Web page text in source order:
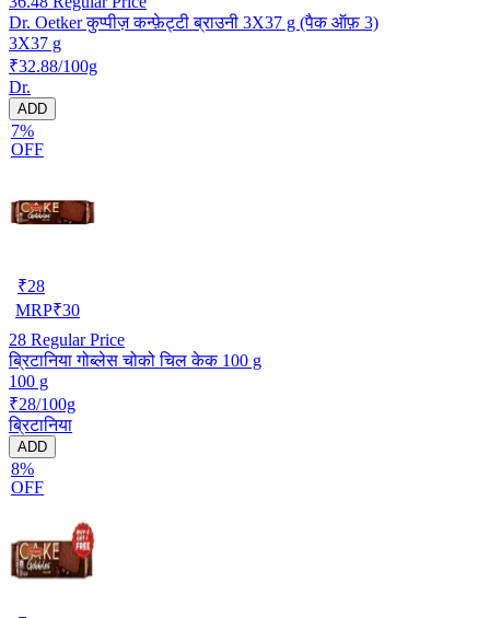
Dr. Oetker कुप्पीज़ कन्फ़ेट्टी ब्राउनी 3X37 g (पैक ऑफ़ 3)
3X37 g
₹32.88/100g
Dr.
ADD
7%
OFF
₹28
MRP₹30
28 Regular Price
ब्रिटानिया गोब्लेस चोको चिल केक 100 g
100 g
₹28/100g
ब्रिटानिया
ADD
8%
OFF